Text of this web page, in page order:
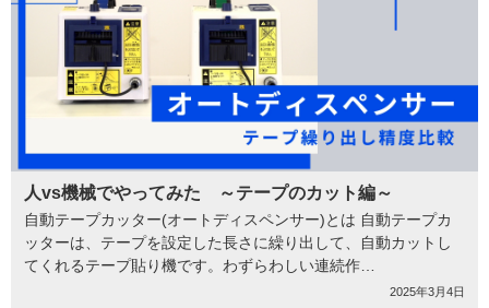
人vs機械でやってみた ～テープのカット編～
自動テープカッター(オートディスペンサー)とは 自動テープカ
ッターは、テープを設定した長さに繰り出して、自動カットし
てくれるテープ貼り機です。わずらわしい連続作…
2025年3月4日